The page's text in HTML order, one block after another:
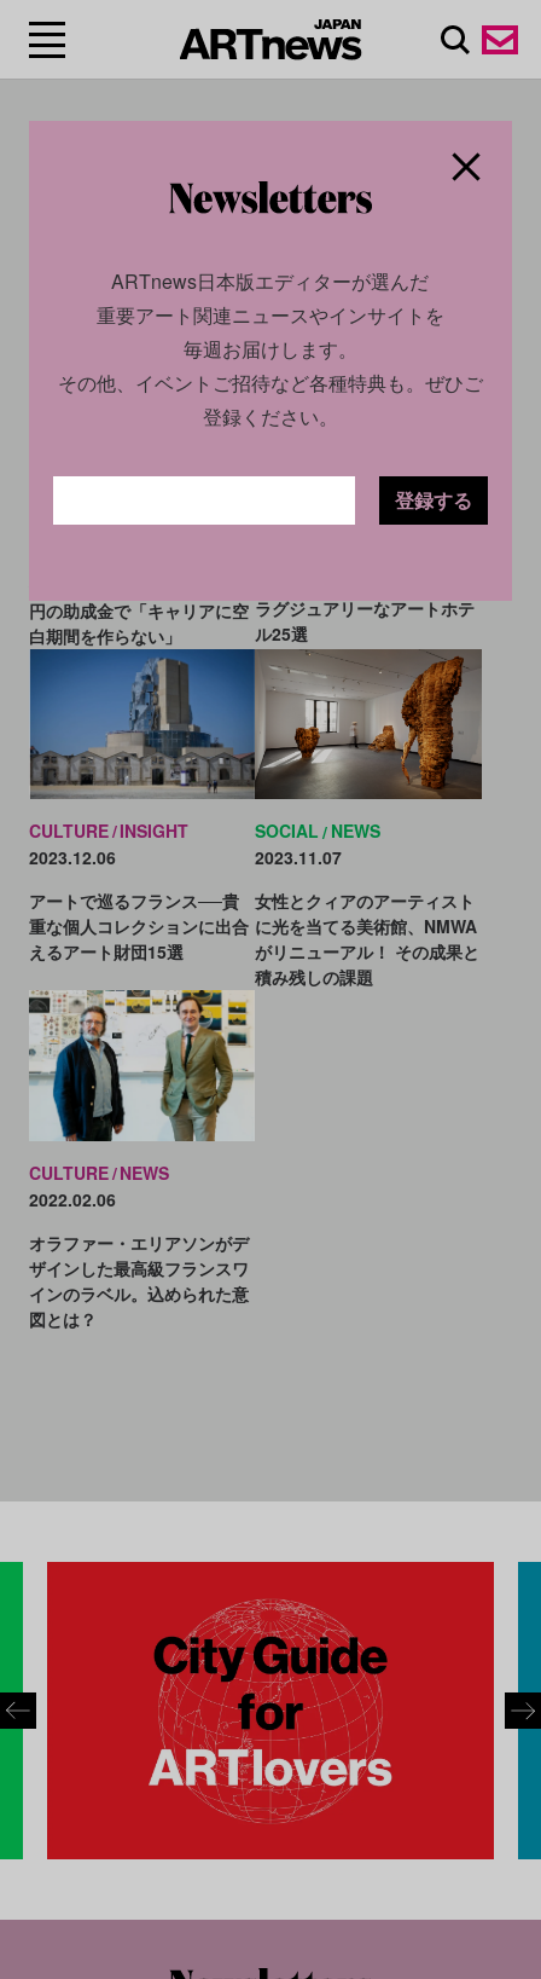
#ニキ・ド・サンファ
ル/Niki de Saint Phalle
円の助成金で「キャリアに空
白期間を作らない」
INSIGHT
ラグジュアリーなアートホテ
ル25選
CULTURE INSIGHT
2023.12.06
アートで巡るフランス──貴
重な個人コレクションに出合
えるアート財団15選
SOCIAL NEWS
2023.11.07
女性とクィアのアーティスト
に光を当てる美術館、NMWA
がリニューアル！ その成果と
積み残しの課題
CULTURE NEWS
2022.02.06
オラファー・エリアソンがデ
ザインした最高級フランスワ
インのラベル。込められた意
図とは？
ARTnews日本版エディターが選んだ
重要アート関連ニュースやインサイトを
毎週お届けします。
その他、イベントご招待など各種特典も。ぜひご
登録ください。
登録する